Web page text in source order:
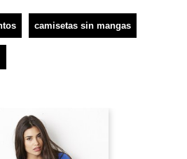
camisetas sin mangas